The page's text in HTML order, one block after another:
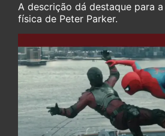
A descrição dá destaque para
física de Peter Parker.